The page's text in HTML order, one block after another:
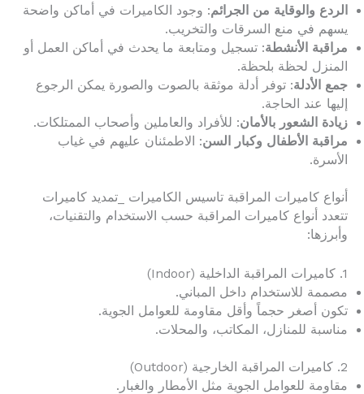
الردع والوقاية من الجرائم: وجود الكاميرات في أماكن واضحة
يسهم في منع السرقات والتخريب.
مراقبة الأنشطة: تسجيل ومتابعة ما يحدث في أماكن العمل أو
المنزل لحظة بلحظة.
جمع الأدلة: توفر أدلة موثقة بالصوت والصورة يمكن الرجوع
إليها عند الحاجة.
زيادة الشعور بالأمان: للأفراد والعاملين وأصحاب الممتلكات.
مراقبة الأطفال وكبار السن: الاطمئنان عليهم في غياب
الأسرة.
أنواع كاميرات المراقبة تاسيس الكاميرات _تمديد كاميرات
تتعدد أنواع كاميرات المراقبة حسب الاستخدام والتقنيات،
وأبرزها:
1. كاميرات المراقبة الداخلية (Indoor)
مصممة للاستخدام داخل المباني.
تكون أصغر حجماً وأقل مقاومة للعوامل الجوية.
مناسبة للمنازل، المكاتب، والمحلات.
2. كاميرات المراقبة الخارجية (Outdoor)
مقاومة للعوامل الجوية مثل الأمطار والغبار.